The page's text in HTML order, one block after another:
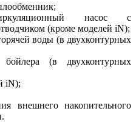
насос с
(кроме моделей iN);
воды (в двухконтурных
(в двухконтурных
iN);
внешнего накопительного